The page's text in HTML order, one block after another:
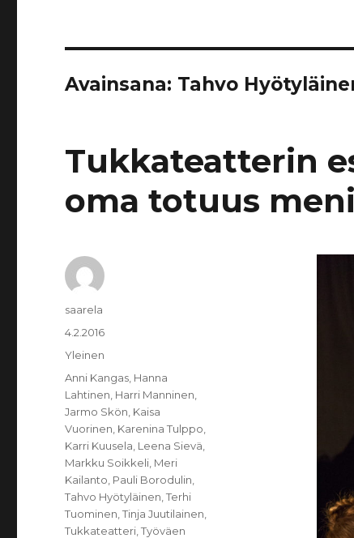
Avainsana: Tahvo
Tukkateatterin
oma totuus
Kirjoittaja
saarela
Julkaistu
4.2.2016
Kategoriat
Yleinen
Avainsanat
Anni Kangas Hanna
Lahtinen Harri Manninen
Jarmo Skön Kaisa
Vuorinen Karenina Tulppo
Karri Kuusela Leena Sievä
Markku Soikkeli Meri
Kailanto Pauli Borodulin
Tahvo Hyötyläinen ,Terhi
Tuominen ,Tinja Juutilainen
Tukkateatteri ,Työväen